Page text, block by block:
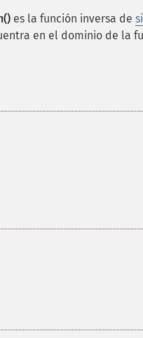
es la función inversa de
en el dominio de la